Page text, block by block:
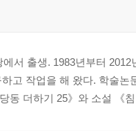
들
경
하다
랑하는 방식?!
에서 출생. 1983년부터
고 작업을 해 왔다. 학술
동 더하기 25》와 소설 《